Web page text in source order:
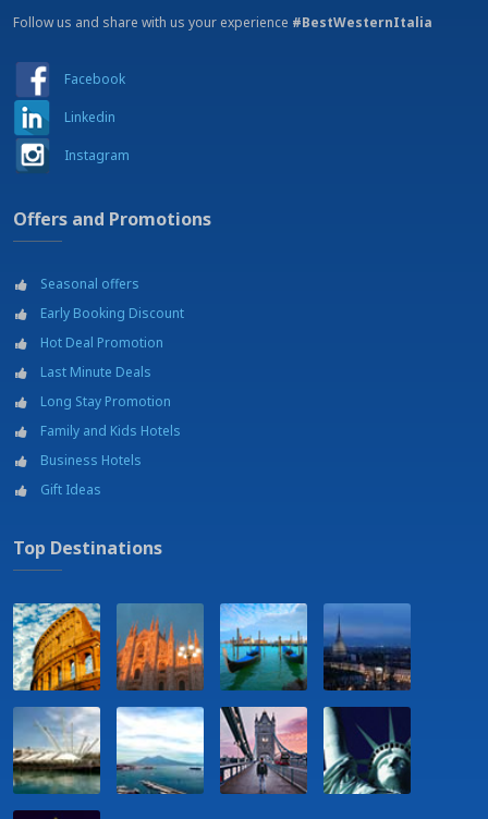
Follow us and share with us your experience #BestWesternItalia
Facebook
Linkedin
Instagram
Offers and Promotions
Seasonal offers
Early Booking Discount
Hot Deal Promotion
Last Minute Deals
Long Stay Promotion
Family and Kids Hotels
Business Hotels
Gift Ideas
Top Destinations